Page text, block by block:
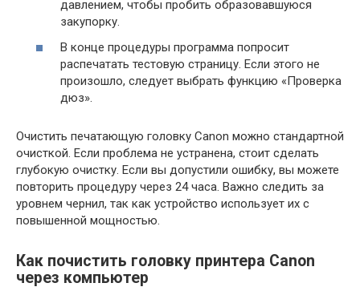
давлением, чтобы пробить образовавшуюся
закупорку.
В конце процедуры программа попросит
распечатать тестовую страницу. Если этого не
произошло, следует выбрать функцию «Проверка
дюз».
Очистить печатающую головку Canon можно стандартной
очисткой. Если проблема не устранена, стоит сделать
глубокую очистку. Если вы допустили ошибку, вы можете
повторить процедуру через 24 часа. Важно следить за
уровнем чернил, так как устройство использует их с
повышенной мощностью.
Как почистить головку принтера Canon
через компьютер